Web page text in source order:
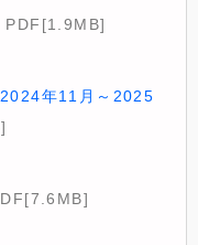
PDF[1.9MB]
年11月～2025